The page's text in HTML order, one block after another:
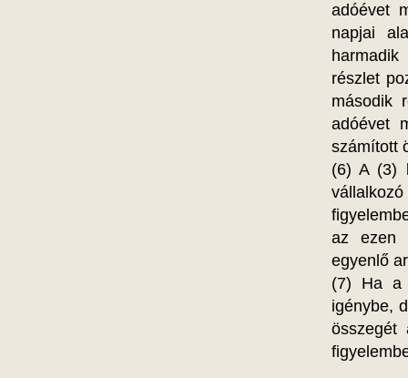
adóévet
napjai
részlet
második
adóévet
számított
(6) A (3)
az ezen
egyenlő
(7) Ha a
igénybe,
összegét